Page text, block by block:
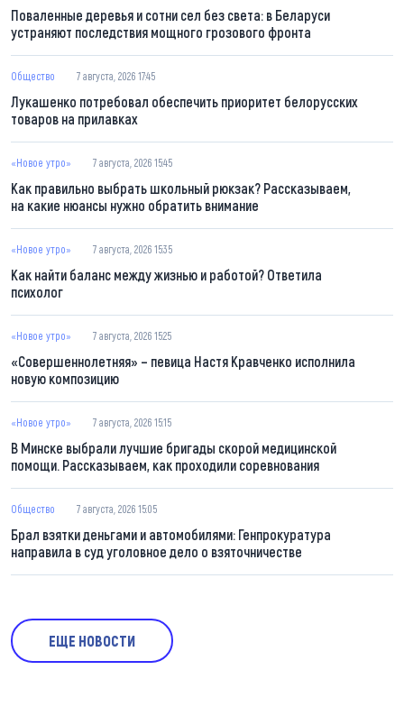
Поваленные деревья и сотни сел без света: в Беларуси
устраняют последствия мощного грозового фронта
Общество 7 августа, 2026 17:45
Лукашенко потребовал обеспечить приоритет белорусских
товаров на прилавках
«Новое утро» 7 августа, 2026 15:45
Как правильно выбрать школьный рюкзак? Рассказываем,
на какие нюансы нужно обратить внимание
«Новое утро» 7 августа, 2026 15:35
Как найти баланс между жизнью и работой? Ответила
психолог
«Новое утро» 7 августа, 2026 15:25
«Совершеннолетняя» – певица Настя Кравченко исполнила
новую композицию
«Новое утро» 7 августа, 2026 15:15
В Минске выбрали лучшие бригады скорой медицинской
помощи. Рассказываем, как проходили соревнования
Общество 7 августа, 2026 15:05
Брал взятки деньгами и автомобилями: Генпрокуратура
направила в суд уголовное дело о взяточничестве
ЕЩЕ НОВОСТИ